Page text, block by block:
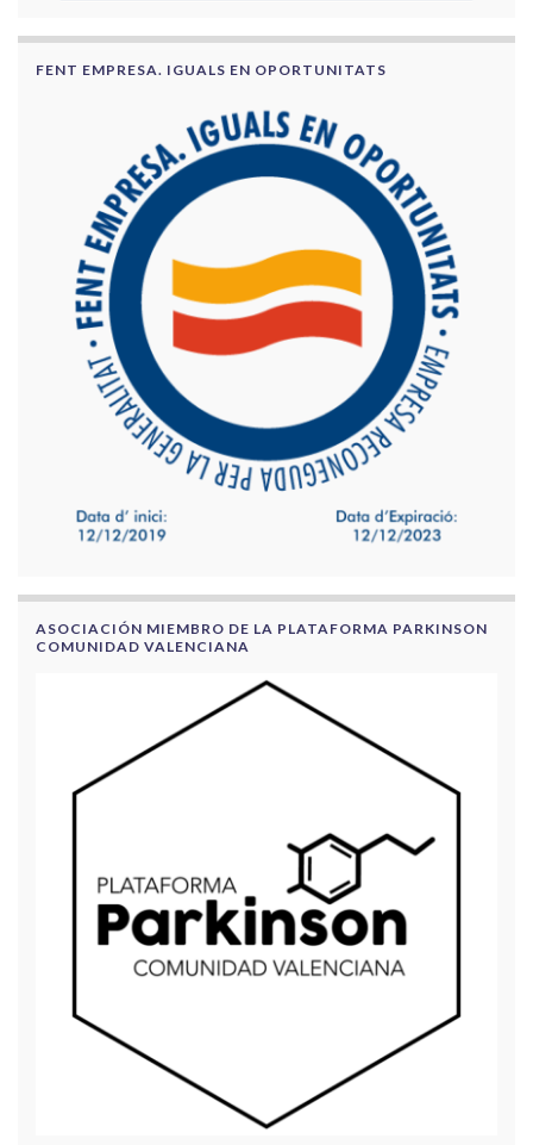
FENT EMPRESA. IGUALS EN OPORTUNITATS
ASOCIACIÓN MIEMBRO DE LA PLATAFORMA PARKINSON
COMUNIDAD VALENCIANA